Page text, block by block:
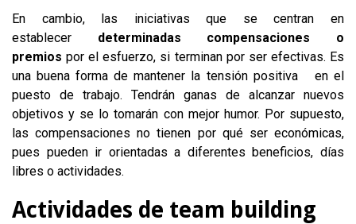
En cambio, las iniciativas que se centran en
establecer determinadas compensaciones o
premios por el esfuerzo, si terminan por ser efectivas. Es
una buena forma de mantener la tensión positiva en el
puesto de trabajo. Tendrán ganas de alcanzar nuevos
objetivos y se lo tomarán con mejor humor. Por supuesto,
las compensaciones no tienen por qué ser económicas,
pues pueden ir orientadas a diferentes beneficios, días
libres o actividades.
Actividades de team building